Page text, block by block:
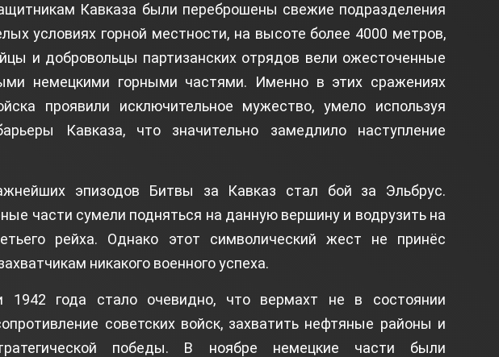
Кавказа были переброшены свежие подразделения
условиях горной местности, на высоте более 4000 метров,
и добровольцы партизанских отрядов вели ожесточенные
немецкими горными частями. Именно в этих сражениях
проявили исключительное мужество, умело используя
Кавказа, что значительно замедлило наступление
эпизодов Битвы за Кавказ стал бой за Эльбрус.
части сумели подняться на данную вершину и водрузить на
рейха. Однако этот символический жест не принёс
никакого военного успеха.
года стало очевидно, что вермахт не в состоянии
советских войск, захватить нефтяные районы и
победы. В ноябре немецкие части были